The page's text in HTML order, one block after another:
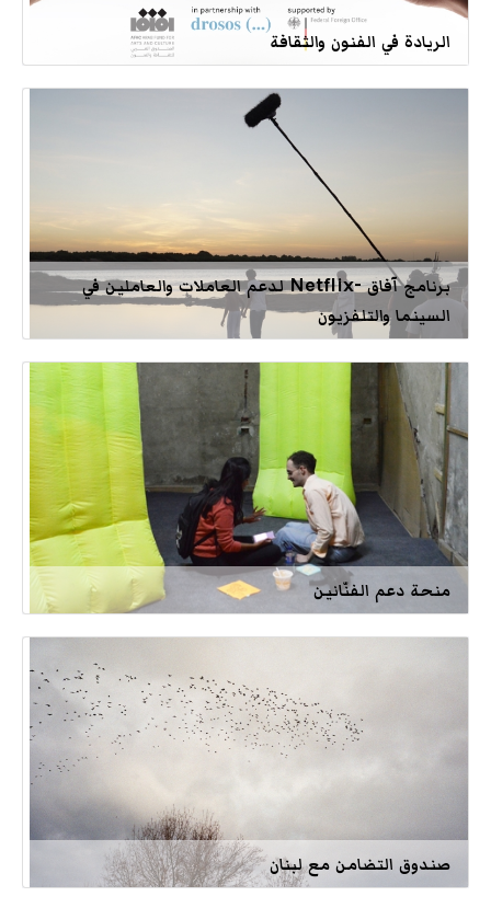
الريادة في الفنون والثقافة
برنامج آفاق -Netflix لدعم العاملات والعاملين في
السينما والتلفزيون
منحة دعم الفنّانين
صندوق التضامن مع لبنان